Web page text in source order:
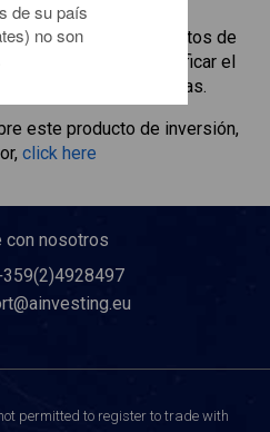
enSpain 35
y depósitos de
para magnificar el
sectores y economías.
este producto de inversión,
click here
con nosotros
permitted to register to trade with
de su país
no son